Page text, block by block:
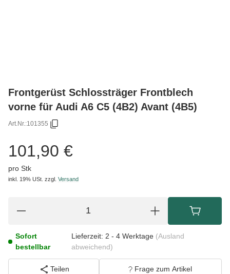
Frontgerüst Schlossträger Frontblech
vorne für Audi A6 C5 (4B2) Avant (4B5)
Art.Nr.:101355
101,90 €
pro Stk
inkl. 19% USt. zzgl. Versand
Sofort
bestellbar
Lieferzeit: 2 - 4 Werktage (Ausland
abweichend)
Teilen Frage zum Artikel